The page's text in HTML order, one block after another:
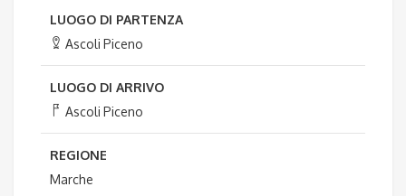
LUOGO DI PARTENZA
Ascoli Piceno
LUOGO DI ARRIVO
Ascoli Piceno
REGIONE
Marche